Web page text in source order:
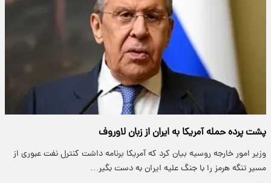
پشت پرده حمله آمریکا به ایران از زبان لاوروف
وزیر امور خارجه روسیه بیان کرد که آمریکا برنامه داشت کنترل نفت عبوری از
مسیر تنگه هرمز را با جنگ علیه ایران به دست بگیر…